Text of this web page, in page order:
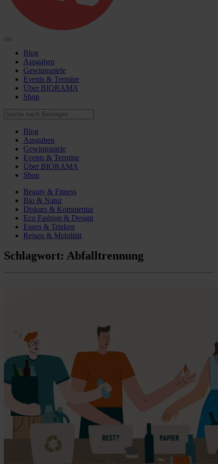
Blog
Ausgaben
Gewinnspiele
Events & Termine
Über BIORAMA
Shop
Blog
Ausgaben
Gewinnspiele
Events & Termine
Über BIORAMA
Shop
Beauty & Fitness
Bio & Natur
Diskurs & Kommentar
Eco Fashion & Design
Essen & Trinken
Reisen & Mobilität
Schlagwort: Abfalltrennung